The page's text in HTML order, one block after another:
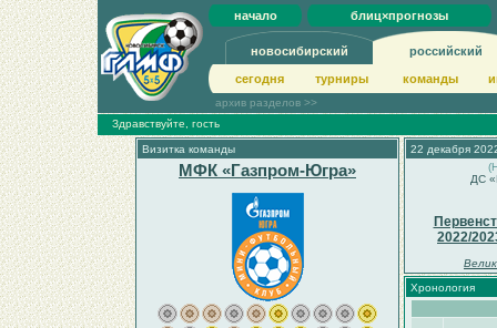
начало блиц×прогнозы
новосибирский российский
сегодня турниры команды
архив разделов >>
Здравствуйте, гость
Визитка команды
МФК «Газпром-Югра»
22 декабря
ДС
2022/
Хронология